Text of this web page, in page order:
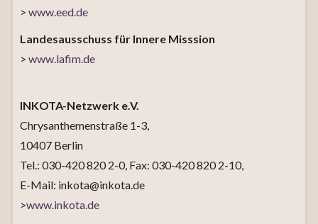
> www.eed.de
Landesausschuss für Innere Misssion
> www.lafim.de
INKOTA-Netzwerk e.V.
Chrysanthemenstraße 1-3,
10407 Berlin
Tel.: 030-420 820 2-0, Fax: 030-420 820 2-10,
E-Mail: inkota@inkota.de
>www.inkota.de